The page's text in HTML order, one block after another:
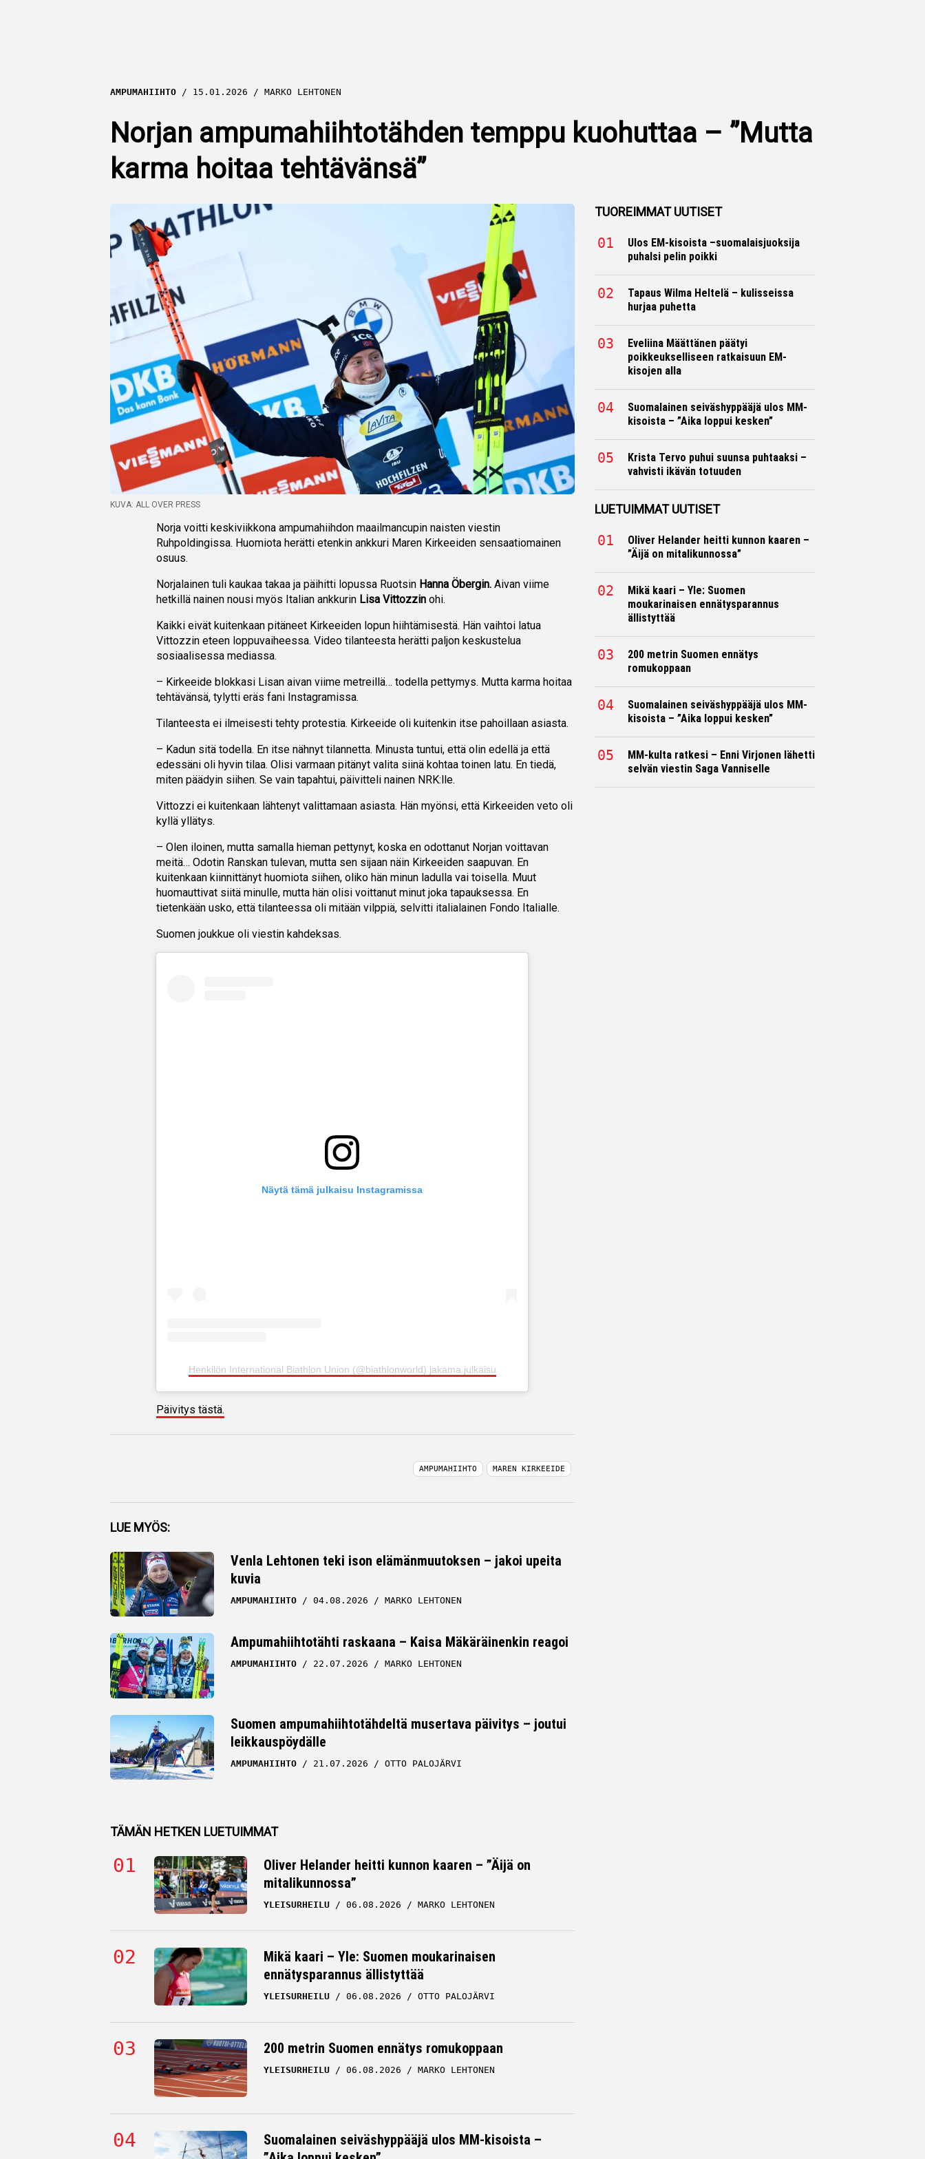
AMPUMAHIIHTO 15.01.2026 MARKO LEHTONEN
Norjan ampumahiihtotähden temppu kuohuttaa – ”Mutta
karma hoitaa tehtävänsä”
KUVA: ALL OVER PRESS
Norja voitti keskiviikkona ampumahiihdon maailmancupin naisten viestin
Ruhpoldingissa. Huomiota herätti etenkin ankkuri Maren Kirkeeiden sensaatiomainen
osuus.
Norjalainen tuli kaukaa takaa ja päihitti lopussa Ruotsin Hanna Öbergin. Aivan viime
hetkillä nainen nousi myös Italian ankkurin Lisa Vittozzin ohi.
Kaikki eivät kuitenkaan pitäneet Kirkeeiden lopun hiihtämisestä. Hän vaihtoi latua
Vittozzin eteen loppuvaiheessa. Video tilanteesta herätti paljon keskustelua
sosiaalisessa mediassa.
– Kirkeeide blokkasi Lisan aivan viime metreillä… todella pettymys. Mutta karma hoitaa
tehtävänsä, tylytti eräs fani Instagramissa.
Tilanteesta ei ilmeisesti tehty protestia. Kirkeeide oli kuitenkin itse pahoillaan asiasta.
– Kadun sitä todella. En itse nähnyt tilannetta. Minusta tuntui, että olin edellä ja että
edessäni oli hyvin tilaa. Olisi varmaan pitänyt valita siinä kohtaa toinen latu. En tiedä,
miten päädyin siihen. Se vain tapahtui, päivitteli nainen NRK:lle.
Vittozzi ei kuitenkaan lähtenyt valittamaan asiasta. Hän myönsi, että Kirkeeiden veto oli
kyllä yllätys.
– Olen iloinen, mutta samalla hieman pettynyt, koska en odottanut Norjan voittavan
meitä… Odotin Ranskan tulevan, mutta sen sijaan näin Kirkeeiden saapuvan. En
kuitenkaan kiinnittänyt huomiota siihen, oliko hän minun ladulla vai toisella. Muut
huomauttivat siitä minulle, mutta hän olisi voittanut minut joka tapauksessa. En
tietenkään usko, että tilanteessa oli mitään vilppiä, selvitti italialainen Fondo Italialle.
Suomen joukkue oli viestin kahdeksas.
Näytä tämä julkaisu Instagramissa
Henkilön International Biathlon Union (@biathlonworld) jakama julkaisu
Päivitys tästä.
Facebook
Twitter
Whatsapp
AMPUMAHIIHTO MAREN KIRKEEIDE
LUE MYÖS:
Venla Lehtonen teki ison elämänmuutoksen – jakoi upeita
kuvia
AMPUMAHIIHTO 04.08.2026 MARKO LEHTONEN
Ampumahiihtotähti raskaana – Kaisa Mäkäräinenkin reagoi
AMPUMAHIIHTO 22.07.2026 MARKO LEHTONEN
Suomen ampumahiihtotähdeltä musertava päivitys – joutui
leikkauspöydälle
AMPUMAHIIHTO 21.07.2026 OTTO PALOJÄRVI
TÄMÄN HETKEN LUETUIMMAT
Oliver Helander heitti kunnon kaaren – ”Äijä on
mitalikunnossa”
YLEISURHEILU 06.08.2026 MARKO LEHTONEN
Mikä kaari – Yle: Suomen moukarinaisen
ennätysparannus ällistyttää
YLEISURHEILU 06.08.2026 OTTO PALOJÄRVI
200 metrin Suomen ennätys romukoppaan
YLEISURHEILU 06.08.2026 MARKO LEHTONEN
Suomalainen seiväshyppääjä ulos MM-kisoista –
TUOREIMMAT UUTISET
Ulos EM-kisoista –suomalaisjuoksija
puhalsi pelin poikki
Tapaus Wilma Heltelä – kulisseissa
hurjaa puhetta
Eveliina Määttänen päätyi
poikkeukselliseen ratkaisuun EM-
kisojen alla
Suomalainen seiväshyppääjä ulos MM-
kisoista – ”Aika loppui kesken”
Krista Tervo puhui suunsa puhtaaksi –
vahvisti ikävän totuuden
LUETUIMMAT UUTISET
Oliver Helander heitti kunnon kaaren –
”Äijä on mitalikunnossa”
Mikä kaari – Yle: Suomen
moukarinaisen ennätysparannus
ällistyttää
200 metrin Suomen ennätys
romukoppaan
Suomalainen seiväshyppääjä ulos MM-
kisoista – ”Aika loppui kesken”
MM-kulta ratkesi – Enni Virjonen lähetti
selvän viestin Saga Vanniselle